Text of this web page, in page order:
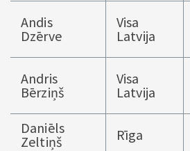
Andis
Dzērve
Visa
Latvija
Andris
Bērziņš
Visa
Latvija
Daniēls
Zeltiņš
Rīga